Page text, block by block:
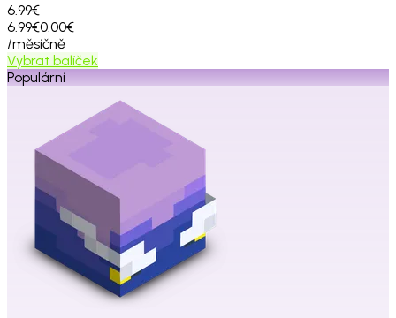
6.99€
6.99€0.00€
/měsíčně
Vybrat balíček
Populární